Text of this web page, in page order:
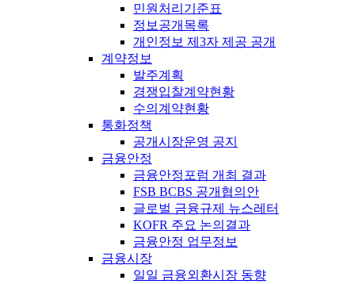
민원처리기준표
정보공개목록
개인정보 제3자 제공 공개
계약정보
발주계획
경쟁입찰계약현황
수의계약현황
통화정책
공개시장운영 공지
금융안정
금융안정포럼 개최 결과
FSB BCBS 공개협의안
글로벌 금융규제 뉴스레터
KOFR 주요 논의결과
금융안정 업무정보
금융시장
일일 금융외환시장 동향